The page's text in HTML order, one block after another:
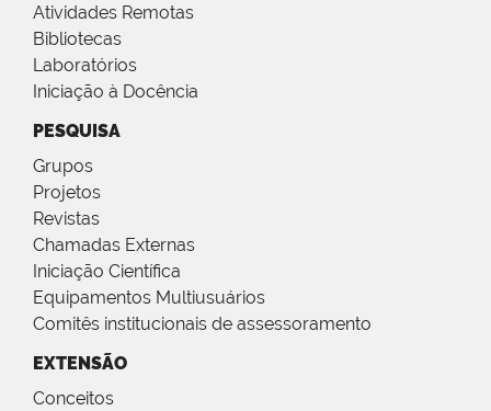
Atividades Remotas
Bibliotecas
Laboratórios
Iniciação à Docência
PESQUISA
Grupos
Projetos
Revistas
Chamadas Externas
Iniciação Científica
Equipamentos Multiusuários
Comitês institucionais de assessoramento
EXTENSÃO
Conceitos